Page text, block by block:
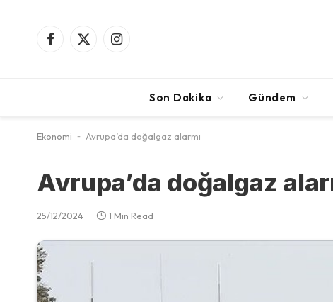
Facebook
X
Instagram
Son Dakika Gündem
Ekonomi - Avrupa’da doğalgaz alarmı
Avrupa’da doğalgaz
25/12/2024 1 Min Read